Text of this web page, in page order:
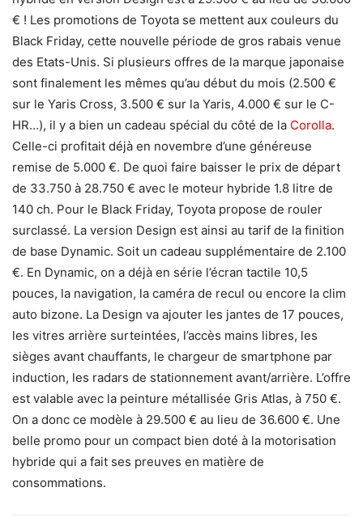
€ ! Les promotions de Toyota se mettent aux couleurs du
Black Friday, cette nouvelle période de gros rabais venue
des Etats-Unis. Si plusieurs offres de la marque japonaise
sont finalement les mêmes qu’au début du mois (2.500 €
sur le Yaris Cross, 3.500 € sur la Yaris, 4.000 € sur le C-
HR…), il y a bien un cadeau spécial du côté de la Corolla.
Celle-ci profitait déjà en novembre d’une généreuse
remise de 5.000 €. De quoi faire baisser le prix de départ
de 33.750 à 28.750 € avec le moteur hybride 1.8 litre de
140 ch. Pour le Black Friday, Toyota propose de rouler
surclassé. La version Design est ainsi au tarif de la finition
de base Dynamic. Soit un cadeau supplémentaire de 2.100
€. En Dynamic, on a déjà en série l’écran tactile 10,5
pouces, la navigation, la caméra de recul ou encore la clim
auto bizone. La Design va ajouter les jantes de 17 pouces,
les vitres arrière surteintées, l’accès mains libres, les
sièges avant chauffants, le chargeur de smartphone par
induction, les radars de stationnement avant/arrière. L’offre
est valable avec la peinture métallisée Gris Atlas, à 750 €.
On a donc ce modèle à 29.500 € au lieu de 36.600 €. Une
belle promo pour un compact bien doté à la motorisation
hybride qui a fait ses preuves en matière de
consommations.